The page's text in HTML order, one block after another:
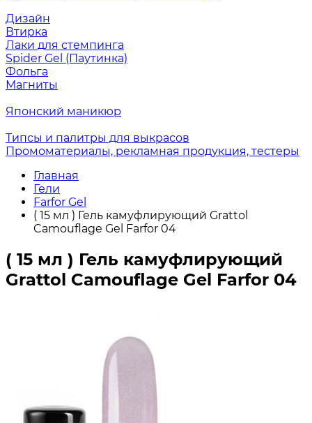
Дизайн
Втирка
Лаки для стемпинга
Spider Gel (Паутинка)
Фольга
Магниты
Японский маникюр
Типсы и палитры для выкрасов
Промоматериалы, рекламная продукция, тестеры
Главная
Гели
Farfor Gel
( 15 мл ) Гель камуфлирующий Grattol
Camouflage Gel Farfor 04
( 15 мл ) Гель камуфлирующий
Grattol Camouflage Gel Farfor 04